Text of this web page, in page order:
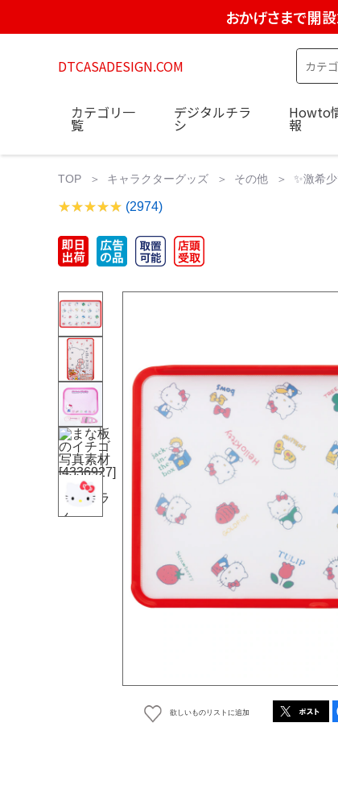
おかげさまで開
DTCASADESIGN.COM
カテゴリ一
覧
デジタルチラ
シ
Howto
報
TOP キャラクターグッズ その他 ✨激希
(2974)
欲しいものリストに追加